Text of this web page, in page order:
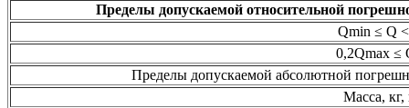
Пределы допускаемой относительной
Qmin ≤ Q
0,2Qmax ≤
Пределы допускаемой абсолютной
Масса, кг,